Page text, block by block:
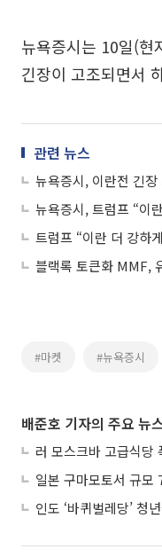
뉴욕증시는 10일(현
긴장이 고조되면서
관련 뉴스
뉴욕증시, 이란전 긴
트럼프 “이란 더 강하
블랙록 토큰화 MMF,
#마켓 #뉴욕증시
배준호 기자의 주요 뉴
일본 구마모토서 규